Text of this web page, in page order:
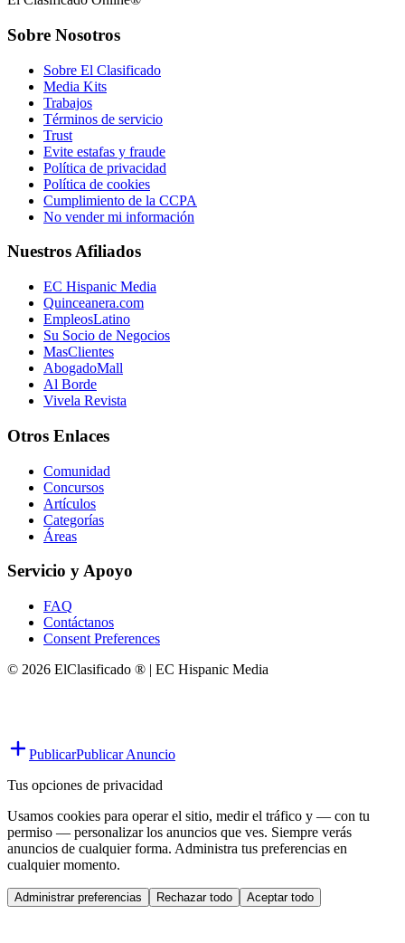
Sobre Nosotros
Sobre El Clasificado
Media Kits
Trabajos
Términos de servicio
Trust
Evite estafas y fraude
Política de privacidad
Política de cookies
Cumplimiento de la CCPA
No vender mi información
Nuestros Afiliados
EC Hispanic Media
Quinceanera.com
EmpleosLatino
Su Socio de Negocios
MasClientes
AbogadoMall
Al Borde
Vivela Revista
Otros Enlaces
Comunidad
Concursos
Artículos
Categorías
Áreas
Servicio y Apoyo
FAQ
Contáctanos
Consent Preferences
© 2026 ElClasificado ® | EC Hispanic Media
PublicarPublicar Anuncio
Tus opciones de privacidad
Usamos cookies para operar el sitio, medir el tráfico y — con tu
permiso — personalizar los anuncios que ves. Siempre verás
anuncios de cualquier forma. Administra tus preferencias en
cualquier momento.
Administrar preferencias Rechazar todo Aceptar todo